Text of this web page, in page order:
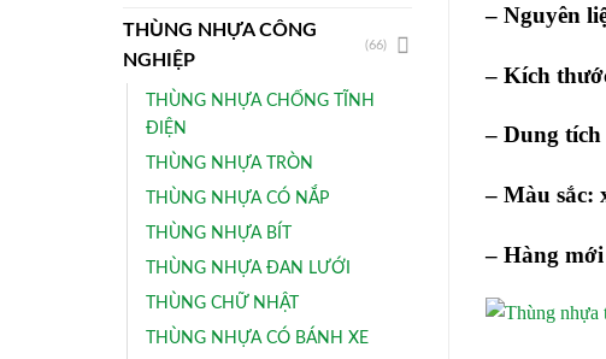
THÙNG NHỰA CÔNG
NGHIỆP
(66)
THÙNG NHỰA CHỐNG TĨNH
ĐIỆN
THÙNG NHỰA TRÒN
THÙNG NHỰA CÓ NẮP
THÙNG NHỰA BÍT
THÙNG NHỰA ĐAN LƯỚI
THÙNG CHỮ NHẬT
THÙNG NHỰA CÓ BÁNH XE
– Nguyên
– Kích
– Dung
– Màu sắc:
– Hàng